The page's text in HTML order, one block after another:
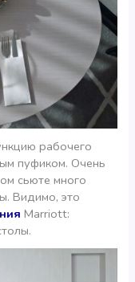
рабочего
пуфиком. Очень
сьюте много
Видимо, это
Marriott: